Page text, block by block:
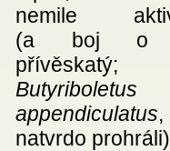
nemile
(a boj o
přívěskatý;
Butyriboletus
appendiculatus
natvrdo